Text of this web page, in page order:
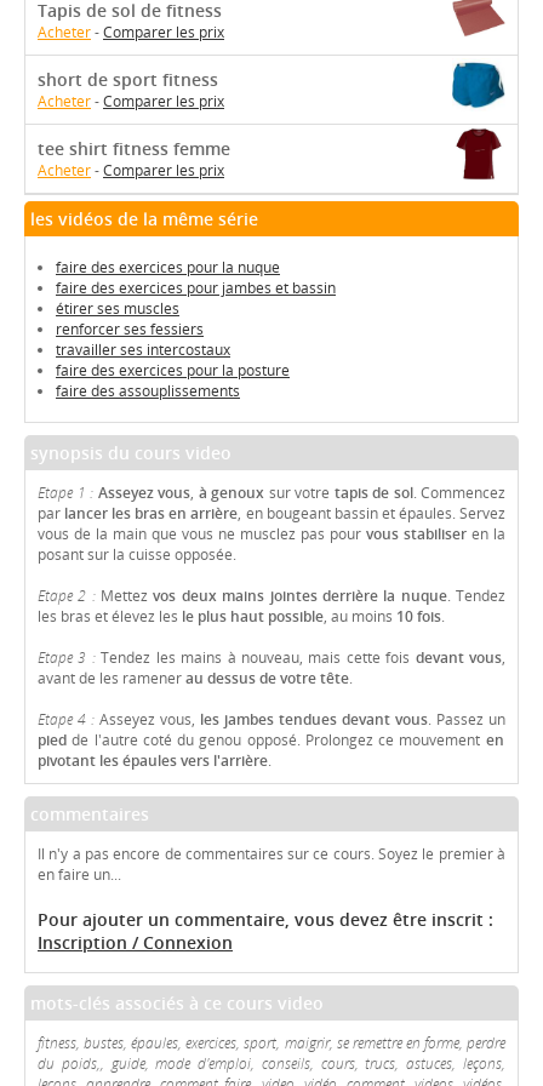
Tapis de sol de fitness
Acheter-Comparer les prix
short de sport fitness
Acheter-Comparer les prix
tee shirt fitness femme
Acheter-Comparer les prix
les vidéos de la même série
faire des exercices pour la nuque
faire des exercices pour jambes et bassin
étirer ses muscles
renforcer ses fessiers
travailler ses intercostaux
faire des exercices pour la posture
faire des assouplissements
synopsis du cours video
Etape 1 : Asseyez vous, à genoux sur votre tapis de sol. Commencez
par lancer les bras en arrière, en bougeant bassin et épaules. Servez
vous de la main que vous ne musclez pas pour vous stabiliser en la
posant sur la cuisse opposée.
Etape 2 :Mettezvos deux mains jointes derrière la nuque. Tendez
les bras et élevez les le plus haut possible, au moins 10 fois.
Etape 3 :Tendez les mains à nouveau, mais cette fois devant vous,
avant de les ramenerau dessus de votre tête.
Etape 4 : Asseyez vous, les jambes tendues devant vous. Passez un
piedde l'autre coté du genou opposé. Prolongez ce mouvement en
pivotant les épaules vers l'arrière.
commentaires
Il n'y a pas encore de commentaires sur ce cours. Soyez le premier à
en faire un...
Pour ajouter un commentaire, vous devez être inscrit :
Inscription / Connexion
mots-clés associés à ce cours video
fitness, bustes, épaules, exercices, sport, maigrir, se remettre en forme, perdre
du poids,, guide, mode d'emploi, conseils, cours, trucs, astuces, leçons,